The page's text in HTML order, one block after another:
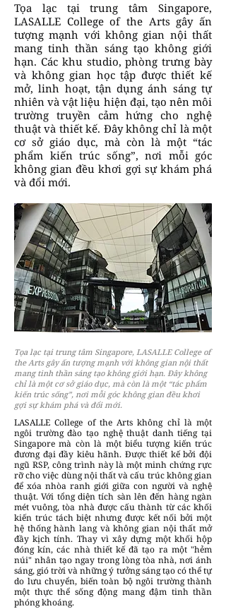
Tọa lạc tại trung tâm Singapore,
LASALLE College of the Arts gây ấn
tượng mạnh với không gian nội thất
mang tinh thần sáng tạo không giới
hạn. Các khu studio, phòng trưng bày
và không gian học tập được thiết kế
mở, linh hoạt, tận dụng ánh sáng tự
nhiên và vật liệu hiện đại, tạo nên môi
trường truyền cảm hứng cho nghệ
thuật và thiết kế. Đây không chỉ là một
cơ sở giáo dục, mà còn là một “tác
phẩm kiến trúc sống”, nơi mỗi góc
không gian đều khơi gợi sự khám phá
và đổi mới.
Tọa lạc tại trung tâm Singapore, LASALLE College of
the Arts gây ấn tượng mạnh với không gian nội thất
mang tinh thần sáng tạo không giới hạn. Đây không
chỉ là một cơ sở giáo dục, mà còn là một “tác phẩm
kiến trúc sống”, nơi mỗi góc không gian đều khơi
gợi sự khám phá và đổi mới.
LASALLE College of the Arts không chỉ là một
ngôi trường đào tạo nghệ thuật danh tiếng tại
Singapore mà còn là một biểu tượng kiến trúc
đương đại đầy kiêu hãnh. Được thiết kế bởi đội
ngũ RSP, công trình này là một minh chứng rực
rỡ cho việc dùng nội thất và cấu trúc không gian
để xóa nhòa ranh giới giữa con người và nghệ
thuật. Với tổng diện tích sàn lên đến hàng ngàn
mét vuông, tòa nhà được cấu thành từ các khối
kiến trúc tách biệt nhưng được kết nối bởi một
hệ thống hành lang và không gian nội thất mở
đầy kịch tính. Thay vì xây dựng một khối hộp
đóng kín, các nhà thiết kế đã tạo ra một "hẻm
núi" nhân tạo ngay trong lòng tòa nhà, nơi ánh
sáng, gió trời và những ý tưởng sáng tạo có thể tự
do lưu chuyển, biến toàn bộ ngôi trường thành
một thực thể sống động mang đậm tinh thần
phóng khoáng.